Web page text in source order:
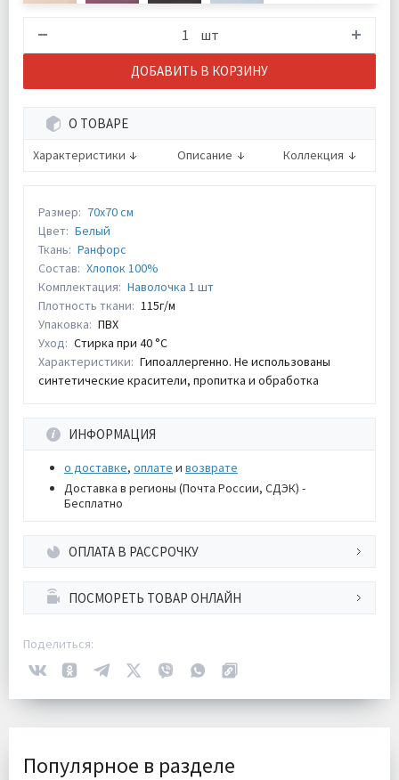
шт
ДОБАВИТЬ В КОРЗИНУ
О ТОВАРЕ
Характеристики Описание Коллекция
Размер: 70х70 см
Цвет: Белый
Ткань: Ранфорс
Состав: Хлопок 100%
Комплектация: Наволочка 1 шт
Плотность ткани: 115г/м
Упаковка: ПВХ
Уход: Стирка при 40 °С
Характеристики: Гипоаллергенно. Не использованы
синтетические красители, пропитка и обработка
ИНФОРМАЦИЯ
о доставке, оплате и возврате
Доставка в регионы (Почта России, СДЭК) -
Бесплатно
ОПЛАТА В РАССРОЧКУ
ПОСМОРЕТЬ ТОВАР ОНЛАЙН
Поделиться:
Популярное в разделе